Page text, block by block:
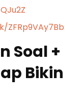
Soal +
Bikin